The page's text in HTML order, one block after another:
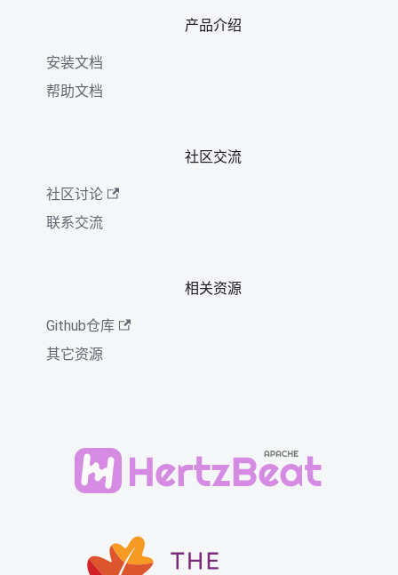
产品介绍
安装文档
帮助文档
社区交流
社区讨论
联系交流
相关资源
Github仓库
其它资源